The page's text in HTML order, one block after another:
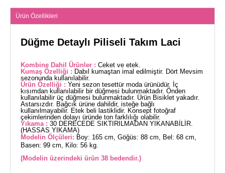
Ürün Özellikleri
Düğme Detaylı Piliseli Takım Laci
Kombine Dahil Ürünler : Ceket ve etek.
Kumaş Özelliği : Dabıl kumaştan imal edilmiştir. Dört Mevsim
sezonunda kullanılabilir.
Ürün Özelliği : Yeni sezon tesettür moda ürünüdür. İç
kısımdan kullanılabilir bir düğmesi bulunmaktadır. Önden
kullanılabilir üç düğmesi bulunmaktadır. Ürün Bisiklet yakadır.
Astarsızdır. Bağcık ürüne dahildir, isteğe bağlı
kullanılmayabilir. Etek beli lastiklidir. Konsept fotoğraf
çekimlerinden dolayı üründe ton farklılığı olabilir.
Yıkama : 30 DERECEDE SIKTIRILMADAN YIKANABİLİR.
(HASSAS YIKAMA)
Modelin Ölçüleri: Boy: 165 cm, Göğüs: 88 cm, Bel: 68 cm,
Basen: 99 cm, Kilo: 56 kg.
(Modelin üzerindeki ürün 38 bedendir.)